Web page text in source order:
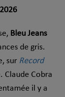
Bleu Jeans
de gris.
sur Record
Claude Cobra
il y a